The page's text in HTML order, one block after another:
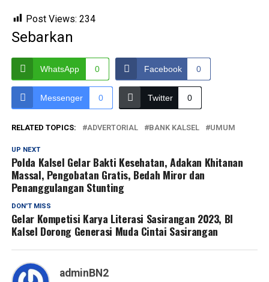
Post Views: 234
Sebarkan
WhatsApp 0 Facebook 0
Messenger 0 Twitter 0
RELATED TOPICS: ADVERTORIAL BANK KALSEL UMUM
UP NEXT
Polda Kalsel Gelar Bakti Kesehatan, Adakan Khitanan
Massal, Pengobatan Gratis, Bedah Miror dan
Penanggulangan Stunting
DON'T MISS
Gelar Kompetisi Karya Literasi Sasirangan 2023, BI
Kalsel Dorong Generasi Muda Cintai Sasirangan
adminBN2